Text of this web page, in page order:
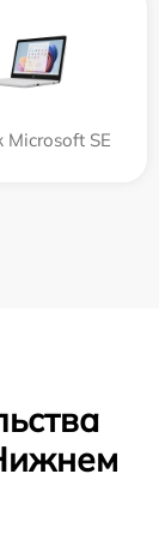
Microsoft SE